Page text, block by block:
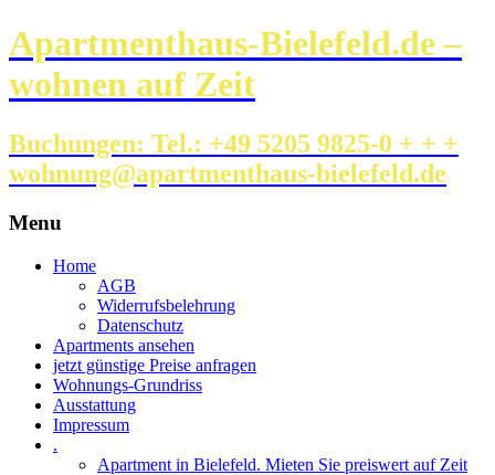
Apartmenthaus-Bielefeld.de –
wohnen auf Zeit
Buchungen: Tel.: +49 5205 9825-0 + + +
wohnung@apartmenthaus-bielefeld.de
Menu
Skip
Home
AGB
Widerrufsbelehrung
Datenschutz
Apartments ansehen
jetzt günstige Preise anfragen
Wohnungs-Grundriss
Ausstattung
Impressum
.
Apartment in Bielefeld. Mieten Sie preiswert auf Zeit